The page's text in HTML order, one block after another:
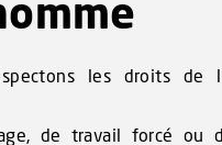
les droits de
de travail forcé ou